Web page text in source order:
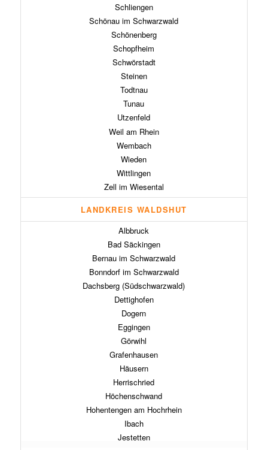
Schliengen
Schönau im Schwarzwald
Schönenberg
Schopfheim
Schwörstadt
Steinen
Todtnau
Tunau
Utzenfeld
Weil am Rhein
Wembach
Wieden
Wittlingen
Zell im Wiesental
LANDKREIS WALDSHUT
Albbruck
Bad Säckingen
Bernau im Schwarzwald
Bonndorf im Schwarzwald
Dachsberg (Südschwarzwald)
Dettighofen
Dogern
Eggingen
Görwihl
Grafenhausen
Häusern
Herrischried
Höchenschwand
Hohentengen am Hochrhein
Ibach
Jestetten